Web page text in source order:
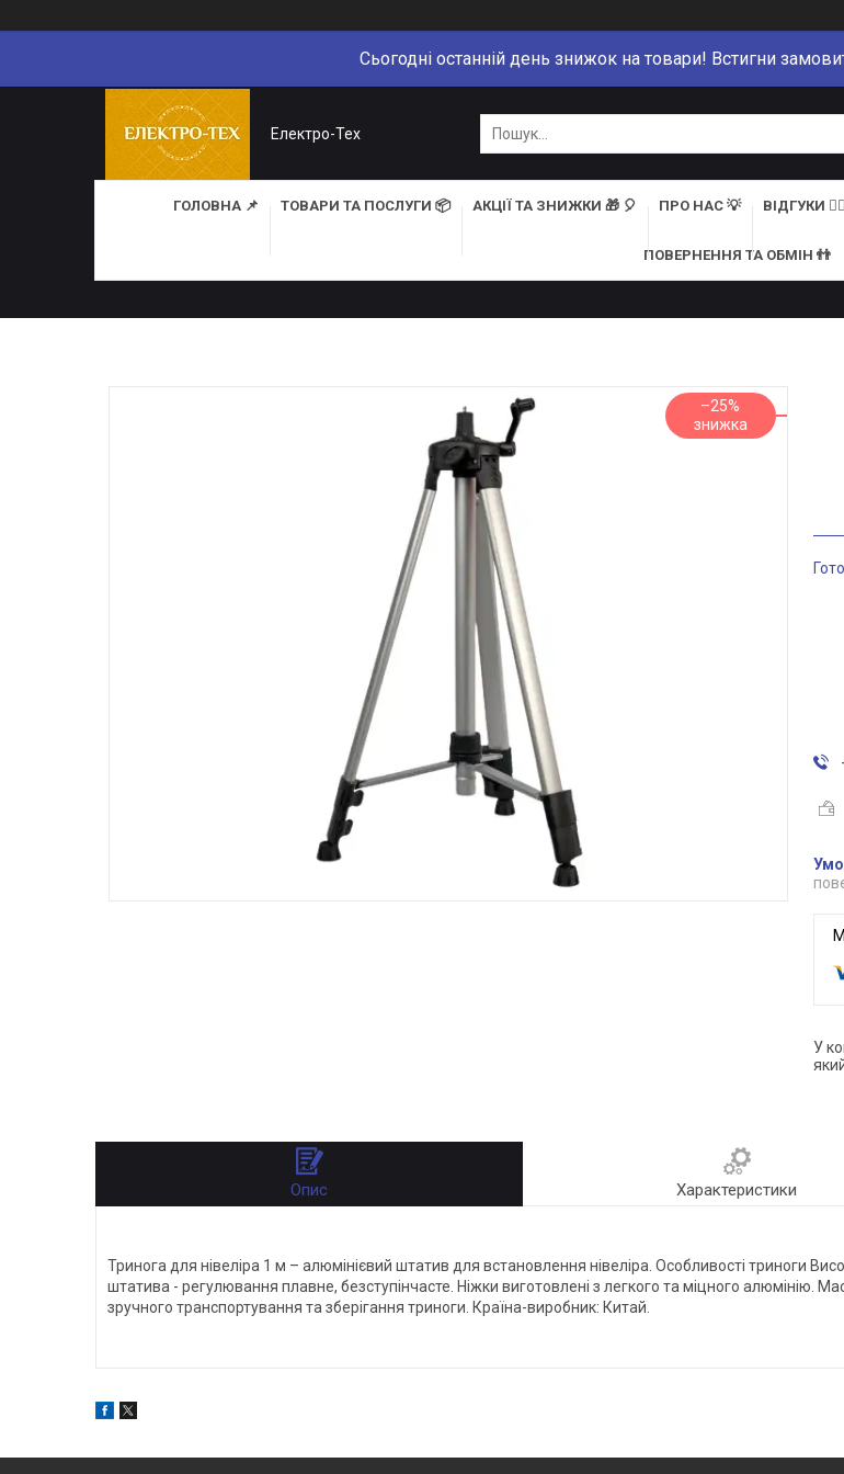
Сьогодні останній день знижок на товари! Встигни
Електро-Тех
ГОЛОВНА 📌 ТОВАРИ ТА ПОСЛУГИ 📦 АКЦІЇ ТА ЗНИЖКИ 🎁 🎈 ПРО НАС 💡 ВІДГУКИ 👍🏻
ПОВЕРНЕННЯ ТА ОБМІН 👬
–25%
У
Опис Характеристики
Тринога для нівеліра 1 м – алюмінієвий штатив для встановлення нівеліра. Особливості триноги
штатива - регулювання плавне, безступінчасте. Ніжки виготовлені з легкого та міцного алюмінію.
зручного транспортування та зберігання триноги. Країна-виробник: Китай.